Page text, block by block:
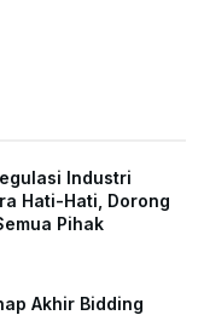
Industri
Hati-Hati, Dorong
Pihak
Akhir Bidding